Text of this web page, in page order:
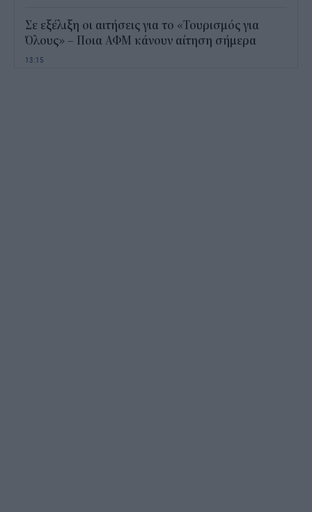
Σε εξέλιξη οι αιτήσεις για το «Τουρισμός για
Όλους» – Ποια ΑΦΜ κάνουν αίτηση σήμερα
13:15